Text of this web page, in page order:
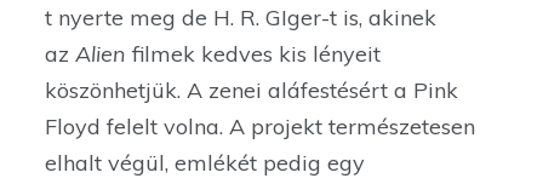
t nyerte meg de H. R. GIger-t is, akinek
azAlienfilmek kedves kis lényeit
köszönhetjük. A zenei aláfestésért a Pink
Floyd felelt volna. A projekt természetesen
elhalt végül, emlékét pedig egy